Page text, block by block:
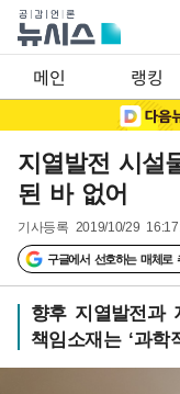
메인 랭킹
지열발전 시설
된 바 없어
기사등록 2019/10/29
구글에서 선호하는 매체로
향후 지열발전과
책임소재는 ‘과학